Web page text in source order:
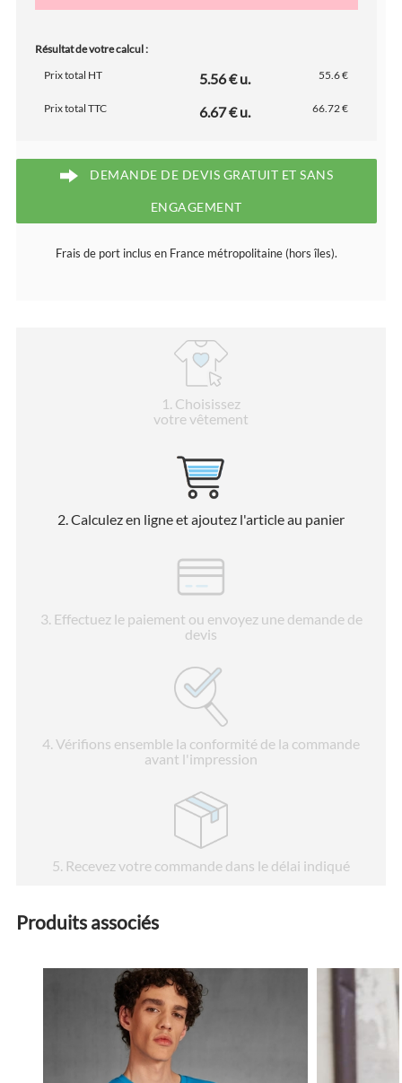
Résultat de votre calcul :
Prix total HT
5.56 € u. 55.6 €
Prix total TTC 6.67 € u. 66.72 €
DEMANDE DE DEVIS GRATUIT ET SANS
ENGAGEMENT
Frais de port inclus en France métropolitaine (hors îles).
1 . Choisissez
votre vêtement
2 . Calculez en ligne et ajoutez l'article au panier
3. Effectuez le paiement ou envoyez une demande de
devis
4. Vérifions ensemble la conformité de la commande
avant l'impression
5. Recevez votre commande dans le délai indiqué
Produits associés